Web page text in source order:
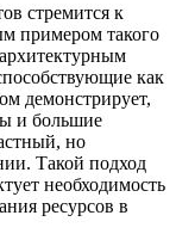
стремится к
примером такого
как
демонстрирует,
и большие
но
Такой подход
необходимость
ресурсов в